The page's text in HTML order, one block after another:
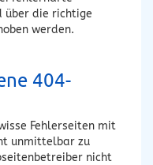
über die richtige
werden.
404-
Fehlerseiten mit
unmittelbar zu
nicht